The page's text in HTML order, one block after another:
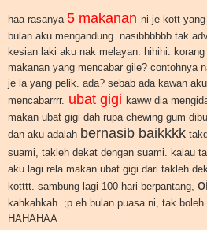
haa rasanya 5 makanan ni je kott
bulan aku mengandung. nasibbbbbb tak
kesian laki aku nak melayan. hihihi.
makanan yang mencabar gile? contohnya
je la yang pelik. ada? sebab ada kawan
mencabarrrr. ubat gigi kaww dia
makan ubat gigi dah rupa chewing gum
dan aku adalah bernasib baikkkk
suami, takleh dekat dengan suami. kalau
aku lagi rela makan ubat gigi dari takleh
kotttt. sambung lagi 100 hari berpantang,
kahkahkah. ;p eh bulan puasa ni, tak
HAHAHAA